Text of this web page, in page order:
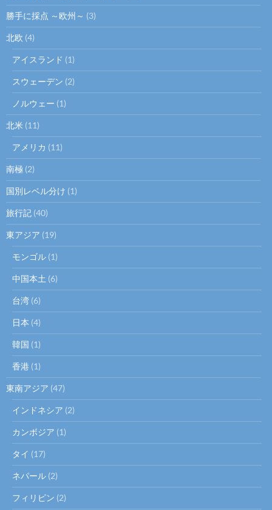
勝手に採点 ～欧州～ (3)
北欧 (4)
アイスランド (1)
スウェーデン (2)
ノルウェー (1)
北米 (11)
アメリカ (11)
南極 (2)
国別レベル分け (1)
旅行記 (40)
東アジア (19)
モンゴル (1)
中国本土 (6)
台湾 (6)
日本 (4)
韓国 (1)
香港 (1)
東南アジア (47)
インドネシア (2)
カンボジア (1)
タイ (17)
ネパール (2)
フィリピン (2)